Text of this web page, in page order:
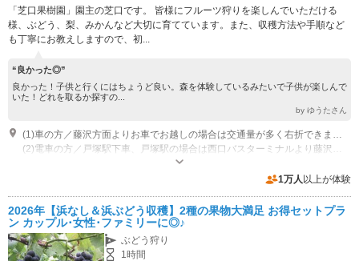
「芝口果樹園」園主の芝口です。 皆様にフルーツ狩りを楽しんでいただける
様、ぶどう、梨、みかんなど大切に育てています。また、収穫方法や手順など
も丁寧にお教えしますので、初...
“良かった◎”
良かった！子供と行くにはちょうど良い。森を体験しているみたいで子供が楽しんで
いた！どれを取るか探すの...
by ゆうたさん
営業時間：10：00～16：00 その他：みかん狩りは、平日は予約のみ受付て
1万人 以上が体験
2026年【浜なし＆浜ぶどう収穫】2種の果物大満足 お得セットプラ
ン カップル･女性･ファミリーに◎♪
ぶどう狩り
1時間